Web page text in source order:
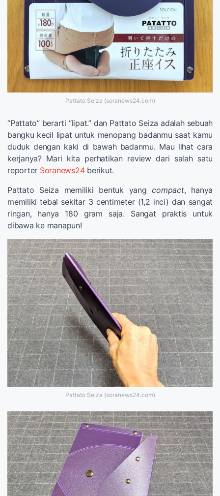
Pattato Seiza (soranews24.com)
“Pattato” berarti “lipat.” dan Pattato Seiza adalah sebuah
bangku kecil lipat untuk menopang badanmu saat kamu
duduk dengan kaki di bawah badanmu. Mau lihat cara
kerjanya? Mari kita perhatikan review dari salah satu
reporter Soranews24berikut.
Pattato Seiza memiliki bentuk yangcompact, hanya
memiliki tebal sekitar 3 centimeter (1,2 inci) dan sangat
ringan, hanya 180 gram saja. Sangat praktis untuk
dibawa ke manapun!
Pattato Seiza (soranews24.com)